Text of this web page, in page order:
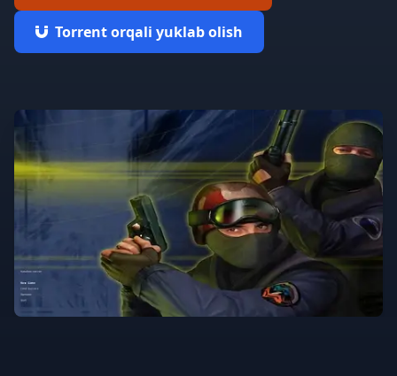
Torrent orqali yuklab olish